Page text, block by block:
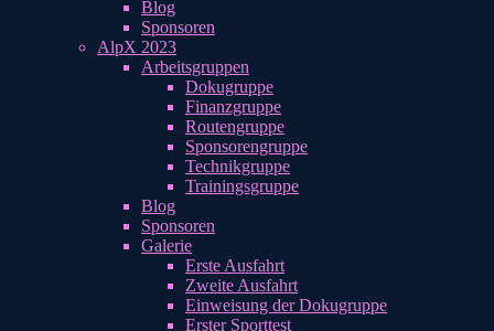
Blog
Sponsoren
AlpX 2023
Arbeitsgruppen
Dokugruppe
Finanzgruppe
Routengruppe
Sponsorengruppe
Technikgruppe
Trainingsgruppe
Blog
Sponsoren
Galerie
Erste Ausfahrt
Zweite Ausfahrt
Einweisung der Dokugruppe
Erster Sporttest